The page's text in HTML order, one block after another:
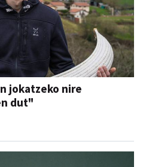
jokatzeko nire
dut"